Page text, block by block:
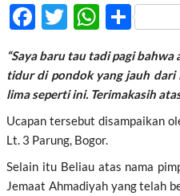
F
ac
e
b
o
o
k
T
itt
er
W
h
at
s
A
p
p
S
h
ar
e
“Saya baru tau tadi pagi
tidur di pondok yang jauh
lima seperti ini. Terimakasih
Ucapan tersebut disampaikan
Lt. 3 Parung, Bogor.
Selain itu Beliau atas nama
Jemaat Ahmadiyah yang telah